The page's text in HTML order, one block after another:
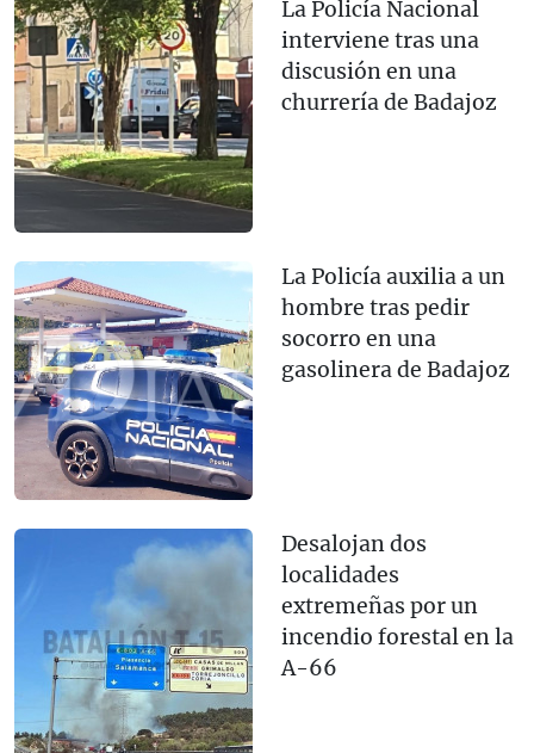
La Policía Nacional
interviene tras una
discusión en una
churrería de Badajoz
La Policía auxilia a un
hombre tras pedir
socorro en una
gasolinera de Badajoz
Desalojan dos
localidades
extremeñas por un
incendio forestal en la
A-66